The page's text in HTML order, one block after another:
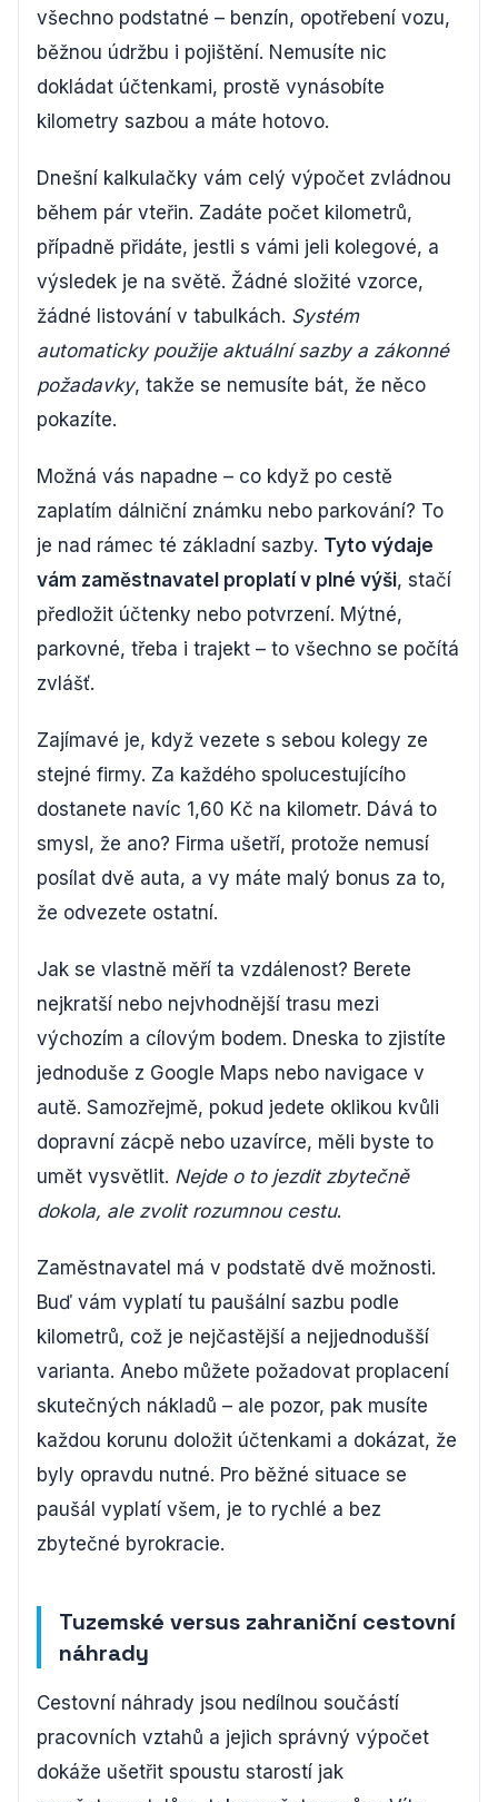
všechno podstatné – benzín, opotřebení vozu,
běžnou údržbu i pojištění. Nemusíte nic
dokládat účtenkami, prostě vynásobíte
kilometry sazbou a máte hotovo.
Dnešní kalkulačky vám celý výpočet zvládnou
během pár vteřin. Zadáte počet kilometrů,
případně přidáte, jestli s vámi jeli kolegové, a
výsledek je na světě. Žádné složité vzorce,
žádné listování v tabulkách. Systém
automaticky použije aktuální sazby a zákonné
požadavky, takže se nemusíte bát, že něco
pokazíte.
Možná vás napadne – co když po cestě
zaplatím dálniční známku nebo parkování? To
je nad rámec té základní sazby. Tyto výdaje
vám zaměstnavatel proplatí v plné výši, stačí
předložit účtenky nebo potvrzení. Mýtné,
parkovné, třeba i trajekt – to všechno se počítá
zvlášť.
Zajímavé je, když vezete s sebou kolegy ze
stejné firmy. Za každého spolucestujícího
dostanete navíc 1,60 Kč na kilometr. Dává to
smysl, že ano? Firma ušetří, protože nemusí
posílat dvě auta, a vy máte malý bonus za to,
že odvezete ostatní.
Jak se vlastně měří ta vzdálenost? Berete
nejkratší nebo nejvhodnější trasu mezi
výchozím a cílovým bodem. Dneska to zjistíte
jednoduše z Google Maps nebo navigace v
autě. Samozřejmě, pokud jedete oklikou kvůli
dopravní zácpě nebo uzavírce, měli byste to
umět vysvětlit. Nejde o to jezdit zbytečně
dokola, ale zvolit rozumnou cestu.
Zaměstnavatel má v podstatě dvě možnosti.
Buď vám vyplatí tu paušální sazbu podle
kilometrů, což je nejčastější a nejjednodušší
varianta. Anebo můžete požadovat proplacení
skutečných nákladů – ale pozor, pak musíte
každou korunu doložit účtenkami a dokázat, že
byly opravdu nutné. Pro běžné situace se
paušál vyplatí všem, je to rychlé a bez
zbytečné byrokracie.
Tuzemské versus zahraniční cestovní
náhrady
Cestovní náhrady jsou nedílnou součástí
pracovních vztahů a jejich správný výpočet
dokáže ušetřit spoustu starostí jak